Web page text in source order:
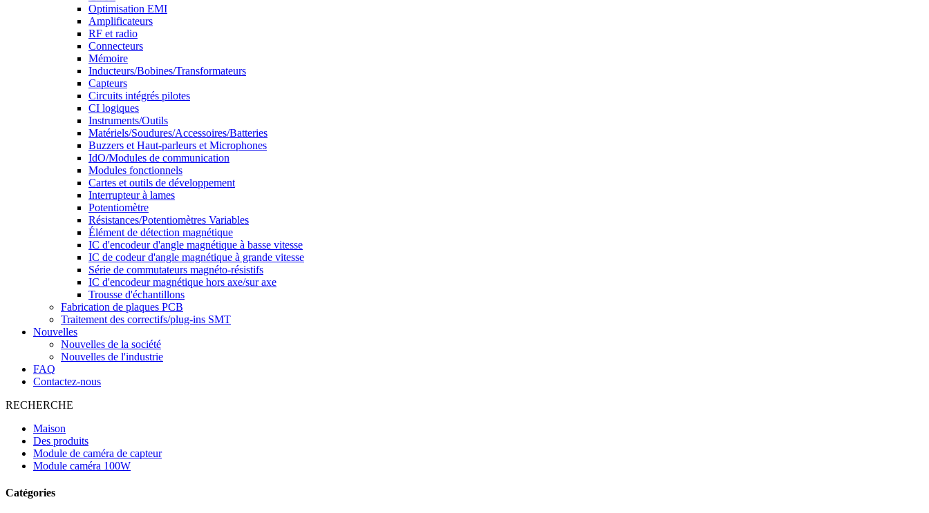
Optimisation EMI
Amplificateurs
RF et radio
Connecteurs
Mémoire
Inducteurs/Bobines/Transformateurs
Capteurs
Circuits intégrés pilotes
CI logiques
Instruments/Outils
Matériels/Soudures/Accessoires/Batteries
Buzzers et Haut-parleurs et Microphones
IdO/Modules de communication
Modules fonctionnels
Cartes et outils de développement
Interrupteur à lames
Potentiomètre
Résistances/Potentiomètres Variables
Élément de détection magnétique
IC d'encodeur d'angle magnétique à basse vitesse
IC de codeur d'angle magnétique à grande vitesse
Série de commutateurs magnéto-résistifs
IC d'encodeur magnétique hors axe/sur axe
Trousse d'échantillons
Fabrication de plaques PCB
Traitement des correctifs/plug-ins SMT
Nouvelles
Nouvelles de la société
Nouvelles de l'industrie
FAQ
Contactez-nous
RECHERCHE
Maison
Des produits
Module de caméra de capteur
Module caméra 100W
Catégories